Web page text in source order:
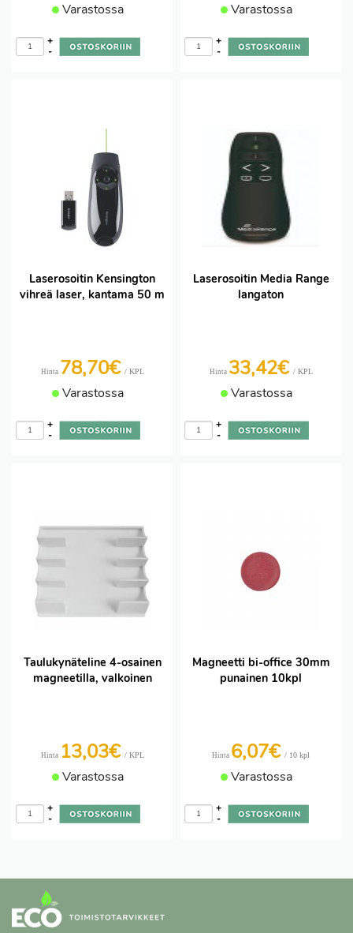
Varastossa
-
+
Varastossa
-
+
Laserosoitin Kensington
vihreä laser, kantama 50 m
Hinta 78,70€ / KPL
Varastossa
-
+
Laserosoitin Media Range
langaton
Hinta 33,42€ / KPL
Varastossa
-
+
Taulukynäteline 4-osainen
magneetilla, valkoinen
Hinta 13,03€ / KPL
Varastossa
-
+
Magneetti bi-office 30mm
punainen 10kpl
Hinta 6,07€ / 10 kpl
Varastossa
-
+